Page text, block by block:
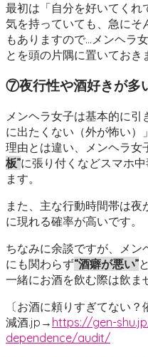
最初は「自分を好いてく
気を持っていても、急にそ
もありますので…メンヘラ
とを頭の片隅に置いておき
⑦夜行性や酒好きが多
メンヘラ女子は基本的に
に出たくない（外が怖い
理由とは違い、メンヘラ女
板”に張り付くなどスマホ
ます。
また、主な行動時間帯は
に現れる確率が高いです。
ちなみに余談ですが、メン
にも関わらず“酒癖が悪い”
一緒にお酒を飲む際は飲ま
〔お酒に頼りすぎてない？
減酒.jp→ https://gen-
dependence/audit/